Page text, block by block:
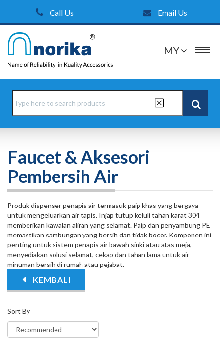
Call Us Email Us
MY
Faucet & Aksesori
Pembersih Air
Produk dispenser penapis air termasuk paip khas yang bergaya
untuk mengeluarkan air tapis. Injap tutup keluli tahan karat 304
memberikan kawalan aliran yang selamat. Paip dan penyambung PE
memastikan sambungan yang bersih dan tidak bocor. Komponen ini
penting untuk sistem penapis air bawah sinki atau atas meja,
menyediakan solusi selamat, cekap dan tahan lama untuk air
minuman bersih di rumah atau pejabat.
KEMBALI
Sort By